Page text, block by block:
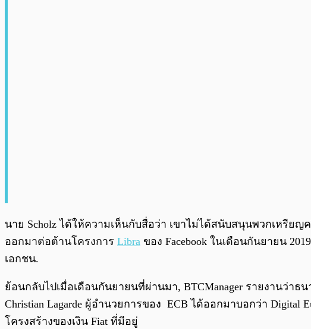
นาย Scholz ได้ให้ความเห็นกับสื่อว่า เขาไม่ได้สนับสนุนพวกเหรีย
ออกมาต่อต้านโครงการ Libra ของ Facebook ในเดือนกันยายน
เอกชน.
ย้อนกลับไปเมื่อเดือนกันยายนที่ผ่านมา, BTCManager รายงานว่า
Christian Lagarde ผู้อำนวยการของ ECB ได้ออกมาบอกว่า Digital
โครงสร้างของเงิน Fiat ที่มีอยู่